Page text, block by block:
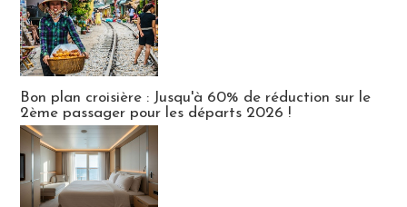
Bon plan croisière : Jusqu'à 60% de réduction sur le
2ème passager pour les départs 2026 !